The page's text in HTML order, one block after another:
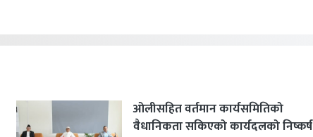
ओलीसहित वर्तमान कार्यसमितिको
वैधानिकता सकिएको कार्यदलको निष्कर्ष